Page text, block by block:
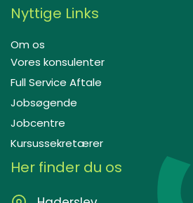
Nyttige Links
Om os
Vores konsulenter
Full Service Aftale
Jobsøgende
Jobcentre
Kursussekretærer
Her finder du os